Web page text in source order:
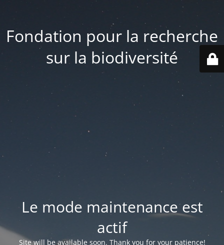
Fondation pour la recherche
sur la biodiversité
Le mode maintenance est
actif
Site will be available soon. Thank you for your patience!